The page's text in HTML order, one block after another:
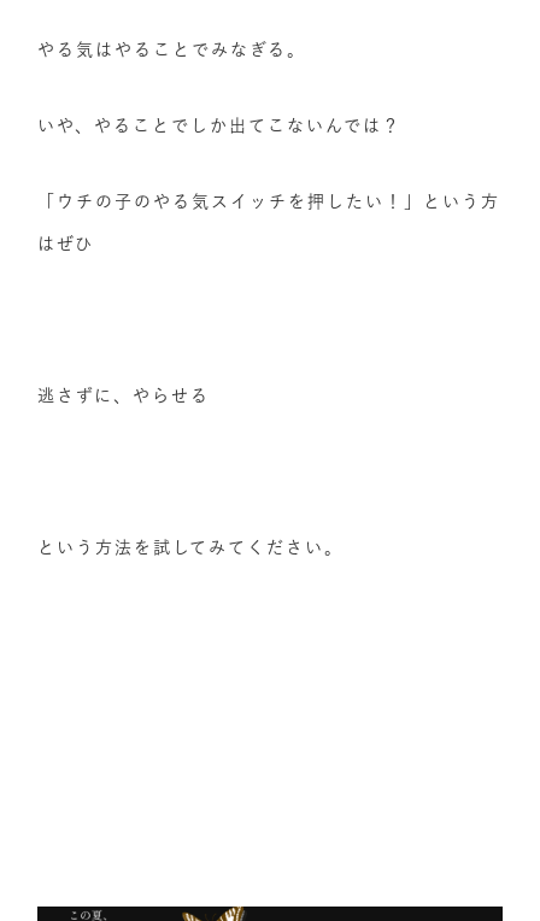
やる気はやることでみなぎる。
いや、やることでしか出てこないんでは？
「ウチの子のやる気スイッチを押したい！」という方
はぜひ
逃さずに、やらせる
という方法を試してみてください。